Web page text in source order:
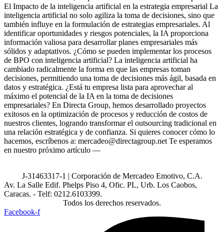
El Impacto de la inteligencia artificial en la estrategia empresarial La
inteligencia artificial no solo agiliza la toma de decisiones, sino que
también influye en la formulación de estrategias empresariales. Al
identificar oportunidades y riesgos potenciales, la IA proporciona
información valiosa para desarrollar planes empresariales más
sólidos y adaptativos. ¿Cómo se pueden implementar los procesos
de BPO con inteligencia artificial? La inteligencia artificial ha
cambiado radicalmente la forma en que las empresas toman
decisiones, permitiendo una toma de decisiones más ágil, basada en
datos y estratégica. ¿Está tu empresa lista para aprovechar al
máximo el potencial de la IA en la toma de decisiones
empresariales? En Directa Group, hemos desarrollado proyectos
exitosos en la optimización de procesos y reducción de costos de
nuestros clientes, logrando transformar el outsourcing tradicional en
una relación estratégica y de confianza. Si quieres conocer cómo lo
hacemos, escríbenos a: mercadeo@directagroup.net Te esperamos
en nuestro próximo artículo —
J-31463317-1 | Corporación de Mercadeo Emotivo, C.A.
Av. La Salle Edif. Phelps Piso 4, Ofic. PL, Urb. Los Caobos,
Caracas. - Telf: 0212.6103399.
Todos los derechos reservados.
Facebook-f